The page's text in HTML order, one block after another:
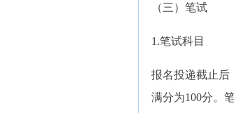
（三）笔试
1.笔试科目
报名投递截止后
满分为100分。